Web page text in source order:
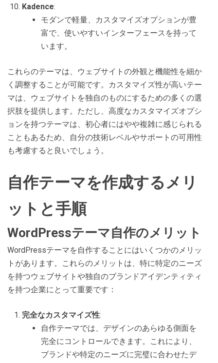
Kadence:
モダンで軽量、カスタマイズオプションが豊
富で、使いやすいインターフェースを持って
います。
これらのテーマは、ウェブサイトの外観と機能性を細か
く調整することが可能です。カスタマイズ性が高いテー
マは、ウェブサイトを独自のものにするための多くの選
択肢を提供します。ただし、高度なカスタマイズオプシ
ョンを持つテーマは、初心者にはやや複雑に感じられる
こともあるため、自分の技術レベルやサポートの可用性
も考慮すると良いでしょう。
自作テーマを作成するメリ
ットと手順
WordPressテーマ自作のメリット
WordPressテーマを自作することにはいくつかのメリッ
トがあります。これらのメリットは、特に特定のニーズ
を持つウェブサイトや独自のブランドアイデンティティ
を持つ企業にとって重要です：
完全なカスタマイズ性:
自作テーマでは、デザインのあらゆる側面を
完全にコントロールできます。これにより、
ブランドや特定のニーズに完璧に合わせたデ